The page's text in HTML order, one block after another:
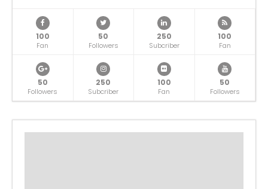
100
Fan
50
Followers
250
Subcriber
100
Fan
50
Followers
250
Subcriber
100
Fan
50
Followers